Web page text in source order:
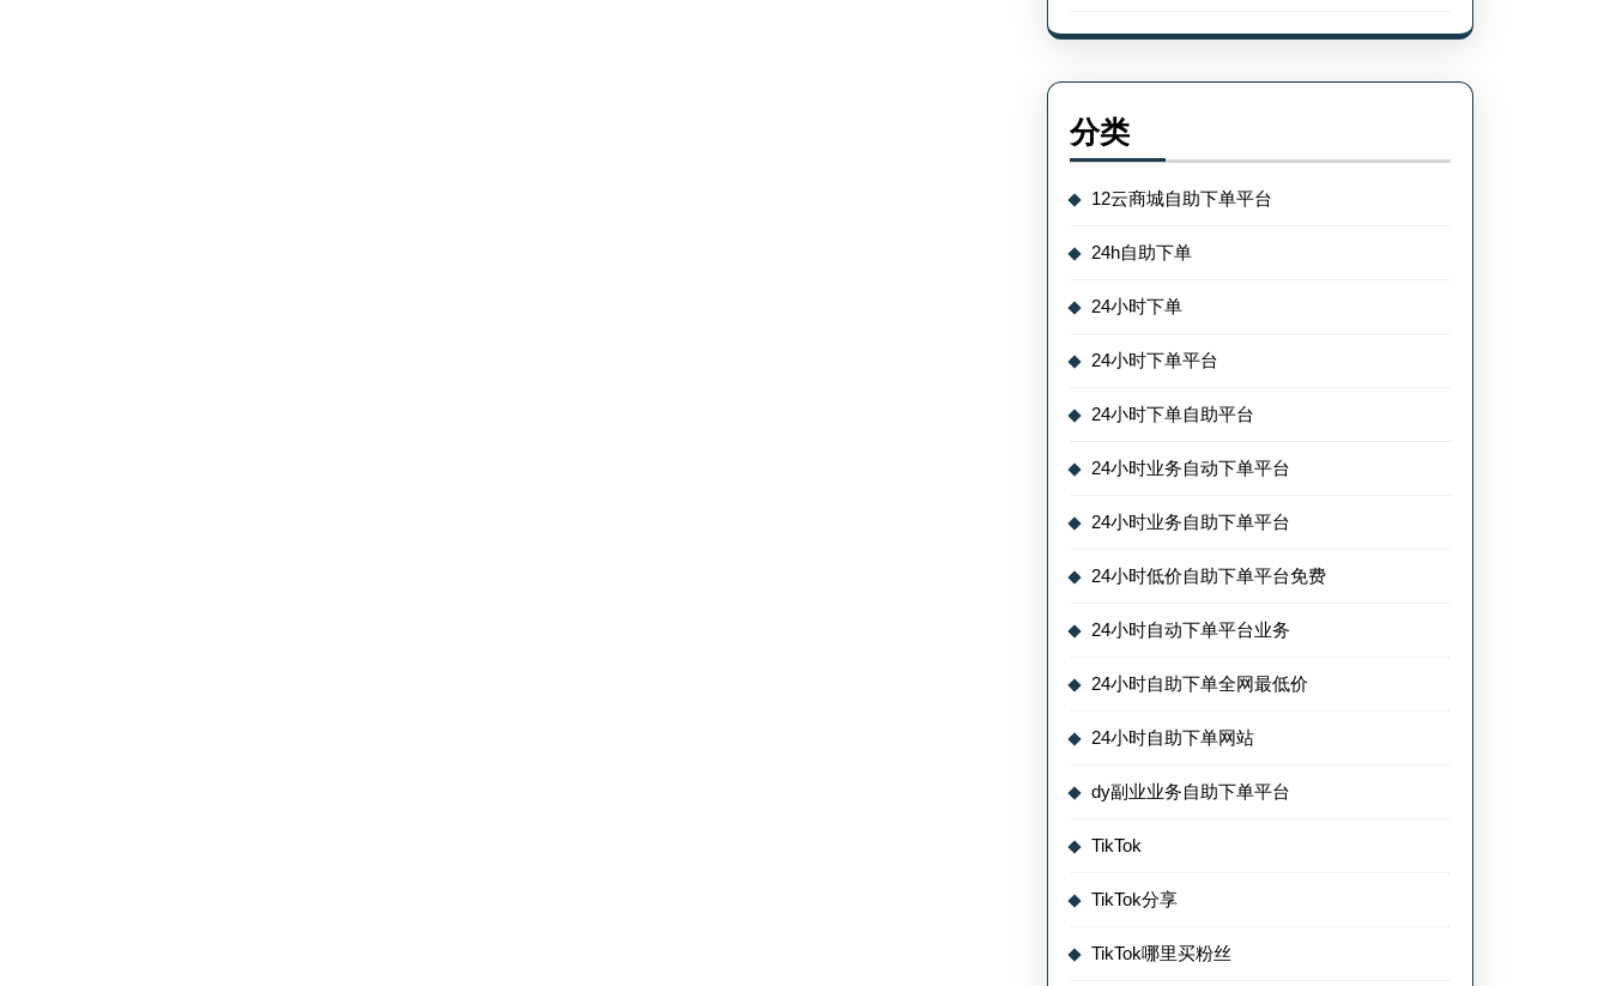
分类
12云商城自助下单平台
24h自助下单
24小时下单
24小时下单平台
24小时下单自助平台
24小时业务自动下单平台
24小时业务自助下单平台
24小时低价自助下单平台免费
24小时自动下单平台业务
24小时自助下单全网最低价
24小时自助下单网站
dy副业业务自助下单平台
TikTok
TikTok分享
TikTok哪里买粉丝